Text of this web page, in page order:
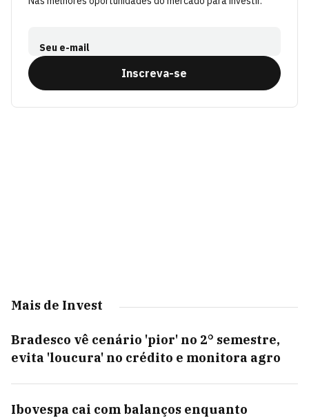
Seu e-mail
Inscreva-se
Mais de Invest
Bradesco vê cenário 'pior' no 2° semestre,
evita 'loucura' no crédito e monitora agro
Ibovespa cai com balanços enquanto